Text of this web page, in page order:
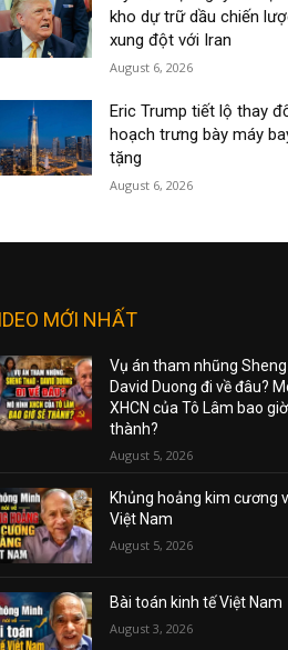
kho dự trữ dầu chiến
xung đột với Iran
August 6, 2026
Eric Trump tiết lộ thay
hoạch trưng bày máy
tặng
August 6, 2026
MỚI NHẤT
Vụ án tham nhũng
David Duong đi về đâu?
XHCN của Tô Lâm bao
thành?
August 5, 2026
Khủng hoảng kim cương
Việt Nam
August 5, 2026
Bài toán kinh tế Việt Nam
August 3, 2026